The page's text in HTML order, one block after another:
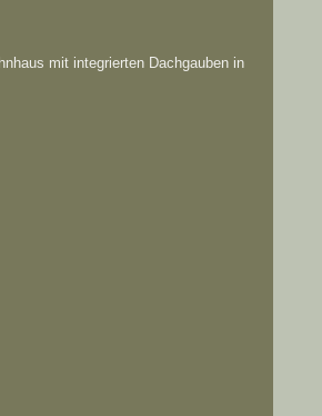
mit integrierten Dachgauben in